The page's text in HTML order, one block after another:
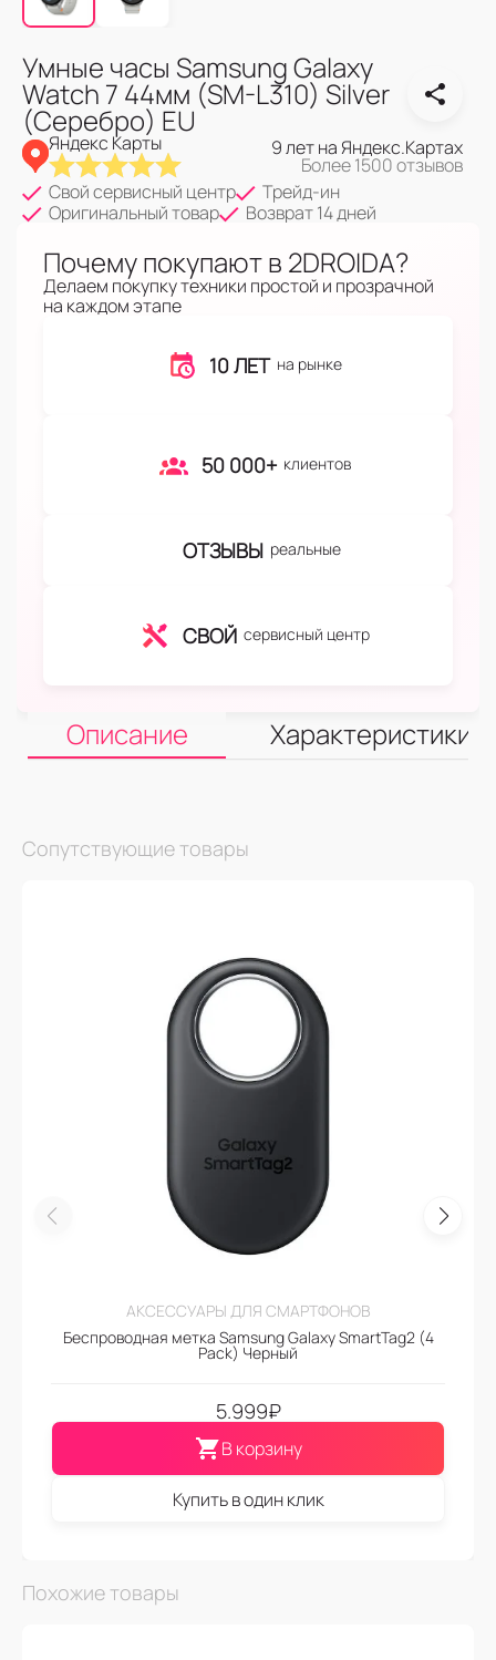
Умные часы Samsung Galaxy
Watch 7 44мм (SM-L310) Silver
(Серебро) EU
Яндекс Карты 9 лет на Яндекс.Картах
Более 1500 отзывов
Свой сервисный центр
Трейд-ин
Оригинальный товар
Возврат 14 дней
Почему покупают в 2DROIDA?
Делаем покупку техники простой и прозрачной
на каждом этапе
10 ЛЕТ на рынке
50 000+ клиентов
ОТЗЫВЫ реальные
СВОЙ сервисный центр
Описание Характеристики
Сопутствующие товары
АКСЕССУАРЫ ДЛЯ СМАРТФОНОВ
Беспроводная метка Samsung Galaxy SmartTag2 (4
Pack) Черный
5.999₽
В корзину
Купить в один клик
Похожие товары